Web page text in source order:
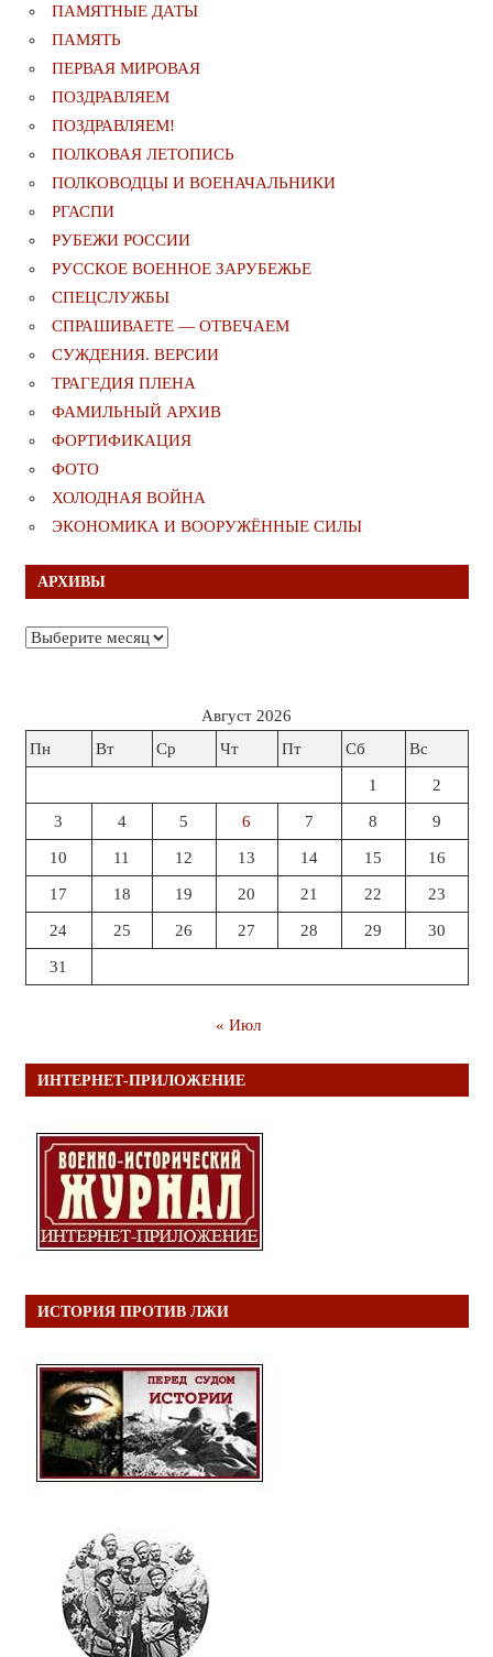
ПАМЯТНЫЕ ДАТЫ
ПАМЯТЬ
ПЕРВАЯ МИРОВАЯ
ПОЗДРАВЛЯЕМ
ПОЗДРАВЛЯЕМ!
ПОЛКОВАЯ ЛЕТОПИСЬ
ПОЛКОВОДЦЫ И ВОЕНАЧАЛЬНИКИ
РГАСПИ
РУБЕЖИ РОССИИ
РУССКОЕ ВОЕННОЕ ЗАРУБЕЖЬЕ
СПЕЦСЛУЖБЫ
СПРАШИВАЕТЕ — ОТВЕЧАЕМ
СУЖДЕНИЯ. ВЕРСИИ
ТРАГЕДИЯ ПЛЕНА
ФАМИЛЬНЫЙ АРХИВ
ФОРТИФИКАЦИЯ
ФОТО
ХОЛОДНАЯ ВОЙНА
ЭКОНОМИКА И ВООРУЖЁННЫЕ СИЛЫ
АРХИВЫ
Архивы
Август 2026
Пн
Вт Ср Чт Пт Сб Вс
1 2
3 4 5 6 7 8 9
10 11 12 13 14 15 16
17 18 19 20 21 22 23
24 25 26 27 28 29 30
31
« Июл
ИНТЕРНЕТ-ПРИЛОЖЕНИЕ
ИСТОРИЯ ПРОТИВ ЛЖИ